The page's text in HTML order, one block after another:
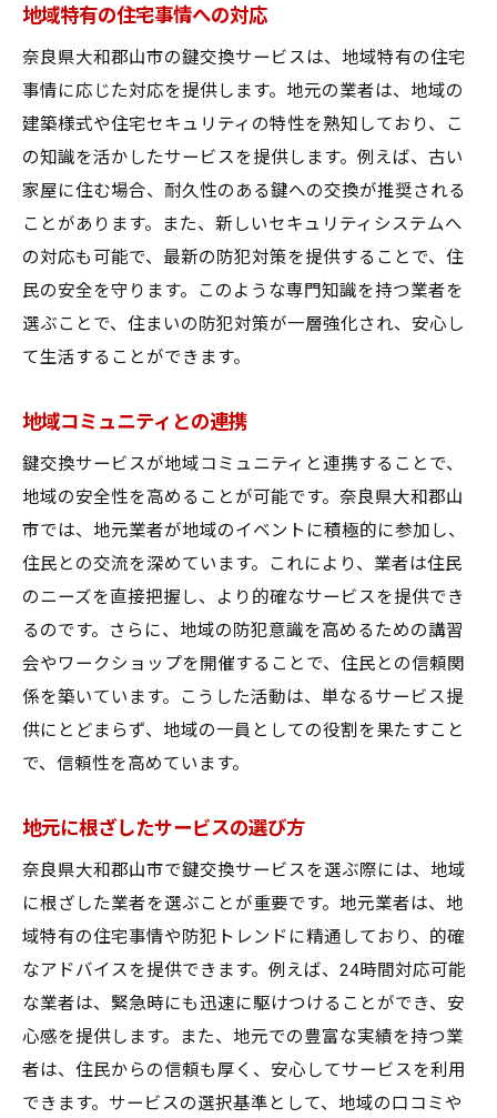
地域特有の住宅事情への対応
奈良県大和郡山市の鍵交換サービスは、地域特有の住宅
事情に応じた対応を提供します。地元の業者は、地域の
建築様式や住宅セキュリティの特性を熟知しており、こ
の知識を活かしたサービスを提供します。例えば、古い
家屋に住む場合、耐久性のある鍵への交換が推奨される
ことがあります。また、新しいセキュリティシステムへ
の対応も可能で、最新の防犯対策を提供することで、住
民の安全を守ります。このような専門知識を持つ業者を
選ぶことで、住まいの防犯対策が一層強化され、安心し
て生活することができます。
地域コミュニティとの連携
鍵交換サービスが地域コミュニティと連携することで、
地域の安全性を高めることが可能です。奈良県大和郡山
市では、地元業者が地域のイベントに積極的に参加し、
住民との交流を深めています。これにより、業者は住民
のニーズを直接把握し、より的確なサービスを提供でき
るのです。さらに、地域の防犯意識を高めるための講習
会やワークショップを開催することで、住民との信頼関
係を築いています。こうした活動は、単なるサービス提
供にとどまらず、地域の一員としての役割を果たすこと
で、信頼性を高めています。
地元に根ざしたサービスの選び方
奈良県大和郡山市で鍵交換サービスを選ぶ際には、地域
に根ざした業者を選ぶことが重要です。地元業者は、地
域特有の住宅事情や防犯トレンドに精通しており、的確
なアドバイスを提供できます。例えば、24時間対応可能
な業者は、緊急時にも迅速に駆けつけることができ、安
心感を提供します。また、地元での豊富な実績を持つ業
者は、住民からの信頼も厚く、安心してサービスを利用
できます。サービスの選択基準として、地域の口コミや